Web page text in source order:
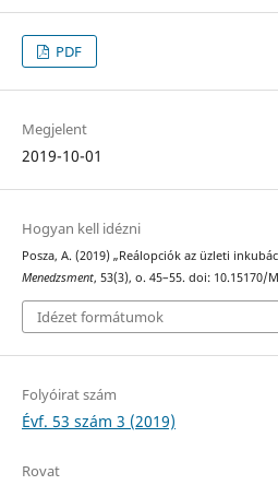
PDF
Megjelent
2019-10-01
Hogyan kell idézni
Posza, A. (2019) „Reálopciók az üzleti
Menedzsment, 53(3), o. 45–55. doi: 10.15170/
Idézet formátumok
Folyóirat szám
Évf. 53 szám 3 (2019)
Rovat